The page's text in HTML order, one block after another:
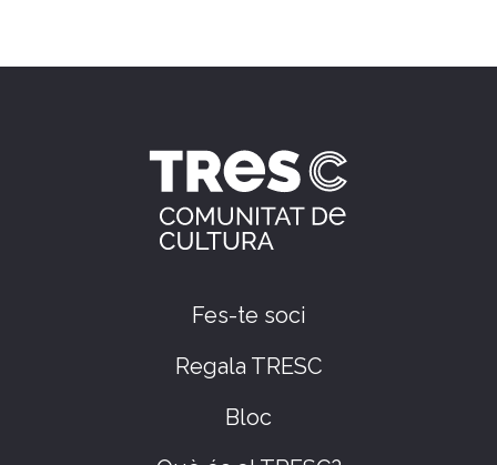
Fes-te soci
Regala TRESC
Bloc